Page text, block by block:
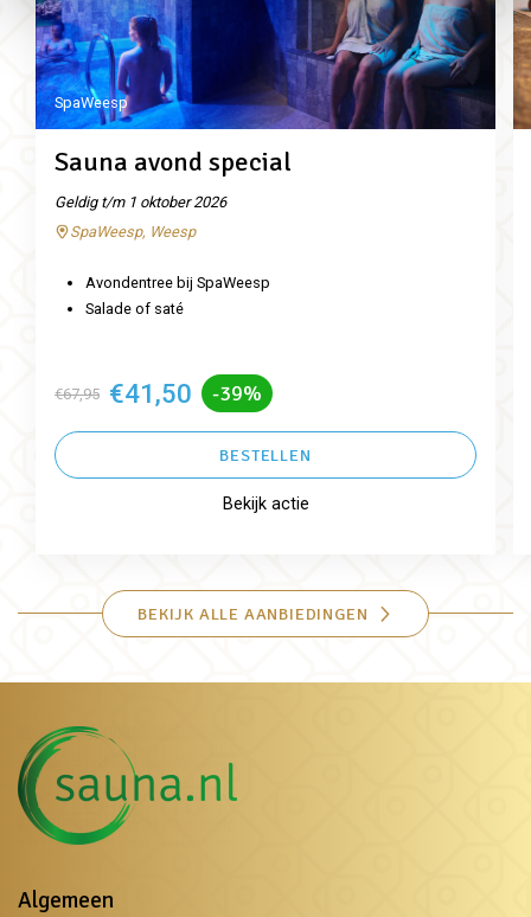
SpaWeesp
Sauna avond special
Geldig t/m 1 oktober 2026
SpaWeesp, Weesp
Avondentree bij SpaWeesp
Salade of saté
€67,95 €41,50 -39%
BESTELLEN
Bekijk actie
BEKIJK ALLE AANBIEDINGEN
Algemeen